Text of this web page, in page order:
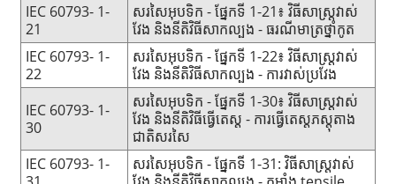
IEC 60793- 1-
21
សរសៃអុបទិក - ផ្នែកទី 1-21៖ វិធីសាស្ត្រវាស់
វែង និងនីតិវិធីសាកល្បង - ធរណីមាត្រថ្នាំកូត
IEC 60793- 1-
22
សរសៃអុបទិក - ផ្នែកទី 1-22៖ វិធីសាស្រ្តវាស់
វែង និងនីតិវិធីសាកល្បង - ការវាស់ប្រវែង
IEC 60793- 1-
30
សរសៃអុបទិក - ផ្នែកទី 1-30៖ វិធីសាស្រ្តវាស់
វែង និងនីតិវិធីធ្វើតេស្ត - ការធ្វើតេស្តភស្តុតាង
ជាតិសរសៃ
IEC 60793- 1-
សរសៃអុបទិក - ផ្នែកទី 1-31: វិធីសាស្រ្តវាស់